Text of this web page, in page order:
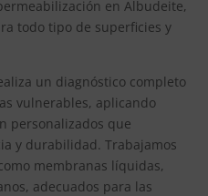
en Albudeite,
todo tipo de superficies y
un diagnóstico completo
vulnerables, aplicando
personalizados que
y durabilidad. Trabajamos
membranas líquidas,
adecuados para las